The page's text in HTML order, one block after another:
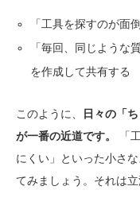
「工具を探すのが面
「毎回、同じよう
を作成して共有する
このように、
日々の「
が一番の近道です。
「
にくい」といった小さ
てみましょう。それは